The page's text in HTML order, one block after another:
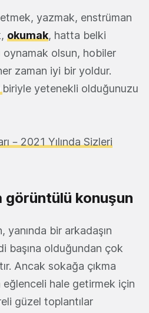
yazmak, enstrüman
okumak, hatta belki
oynamak olsun, hobiler
zaman iyi bir yoldur.
biriyle yetenekli olduğunuzu
– 2021 Yılında Sizleri
görüntülü konuşun
yanında bir arkadaşın
başına olduğundan çok
Ancak sokağa çıkma
eğlenceli hale getirmek için
güzel toplantılar